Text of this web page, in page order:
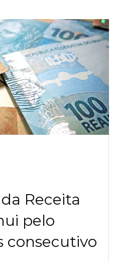
Receita
pelo
consecutivo